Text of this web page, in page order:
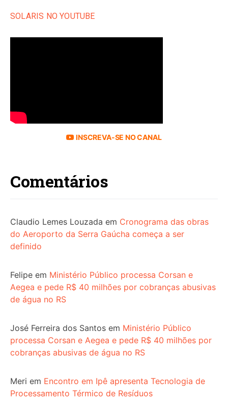
SOLARIS NO YOUTUBE
INSCREVA-SE NO CANAL
Comentários
Claudio Lemes Louzada em Cronograma das obras
do Aeroporto da Serra Gaúcha começa a ser
definido
Felipe em Ministério Público processa Corsan e
Aegea e pede R$ 40 milhões por cobranças abusivas
de água no RS
José Ferreira dos Santos em Ministério Público
processa Corsan e Aegea e pede R$ 40 milhões por
cobranças abusivas de água no RS
Meri em Encontro em Ipê apresenta Tecnologia de
Processamento Térmico de Resíduos